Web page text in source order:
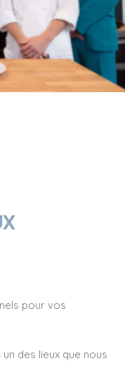
pour vos
des lieux que nous